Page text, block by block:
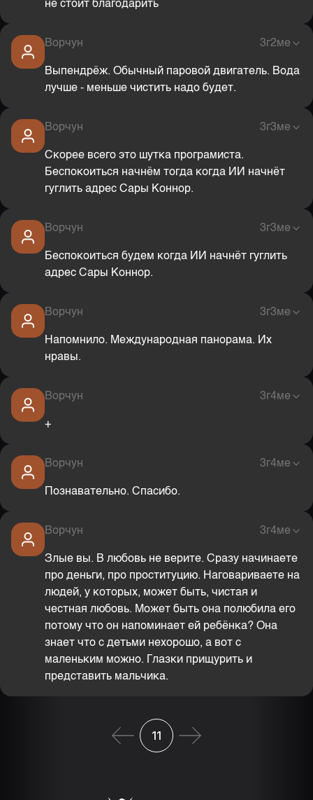
не стоит благодарить
Ворчун 3г2ме
Выпендрёж. Обычный паровой двигатель. Вода
лучше - меньше чистить надо будет.
Ворчун 3г3ме
Скорее всего это шутка програмиста.
Беспокоиться начнём тогда когда ИИ начнёт
гуглить адрес Сары Коннор.
Ворчун 3г3ме
Беспокоиться будем когда ИИ начнёт гуглить
адрес Сары Коннор.
Ворчун 3г3ме
Напомнило. Международная панорама. Их
нравы.
Ворчун 3г4ме
+
Ворчун 3г4ме
Познавательно. Спасибо.
Ворчун 3г4ме
Злые вы. В любовь не верите. Сразу начинаете
про деньги, про проституцию. Наговариваете на
людей, у которых, может быть, чистая и
честная любовь. Может быть она полюбила его
потому что он напоминает ей ребёнка? Она
знает что с детьми нехорошо, а вот с
маленьким можно. Глазки прищурить и
представить мальчика.
11